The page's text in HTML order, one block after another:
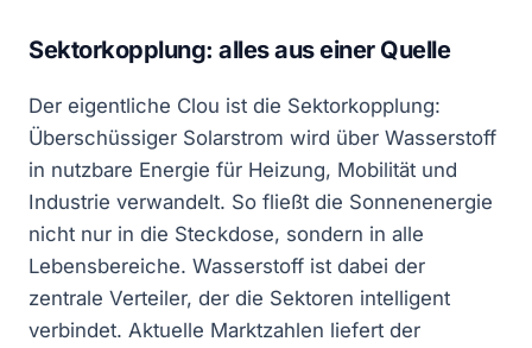
Sektorkopplung: alles aus einer Quelle
Der eigentliche Clou ist die Sektorkopplung:
Überschüssiger Solarstrom wird über Wasserstoff
in nutzbare Energie für Heizung, Mobilität und
Industrie verwandelt. So fließt die Sonnenenergie
nicht nur in die Steckdose, sondern in alle
Lebensbereiche. Wasserstoff ist dabei der
zentrale Verteiler, der die Sektoren intelligent
verbindet. Aktuelle Marktzahlen liefert der